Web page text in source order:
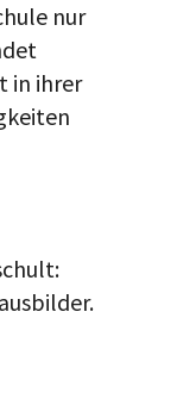
nur
in ihrer